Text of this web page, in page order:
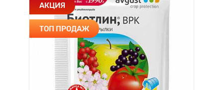
АКЦИЯ
ТОП ПРОДАЖ